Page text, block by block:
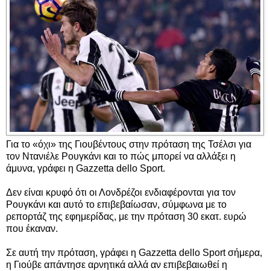
Για το «όχι» της Γιουβέντους στην πρόταση της Τσέλσι για
τον Ντανιέλε Ρουγκάνι και το πώς μπορεί να αλλάξει η
άμυνα, γράφει η Gazzetta dello Sport.
Δεν είναι κρυφό ότι οι Λονδρέζοι ενδιαφέρονται για τον
Ρουγκάνι και αυτό το επιβεβαίωσαν, σύμφωνα με το
ρεπορτάζ της εφημερίδας, με την πρόταση 30 εκατ. ευρώ
που έκαναν.
Σε αυτή την πρόταση, γράφει η Gazzetta dello Sport σήμερα,
η Γιούβε απάντησε αρνητικά αλλά αν επιβεβαιωθεί η